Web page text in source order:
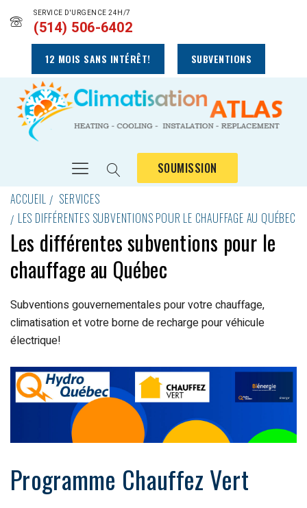
SERVICE D'URGENCE 24H/7
(514) 506-6402
12 MOIS SANS INTÉRÊT! SUBVENTIONS
SOUMISSION
ACCUEIL
SERVICES
LES DIFFÉRENTES SUBVENTIONS POUR LE CHAUFFAGE AU QUÉBEC
Les différentes subventions pour le
chauffage au Québec
Subventions gouvernementales pour votre chauffage,
climatisation et votre borne de recharge pour véhicule
électrique!
Programme Chauffez Vert